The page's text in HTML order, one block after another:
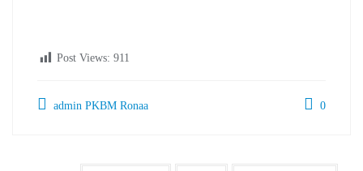
Post Views: 911
admin PKBM Ronaa 0